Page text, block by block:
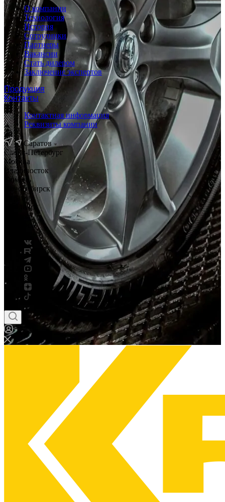
О компании
Технология
История
Сотрудники
Партнеры
Вакансии
Стать дилером
Заключение экспертов
Продукция
Контакты
Контактная информация
Реквизиты компании
Саратов
Санкт-Петербург
Москва
Владивосток
Тюмень
Новосибирск
Саратов
Смоленск
Беларусь